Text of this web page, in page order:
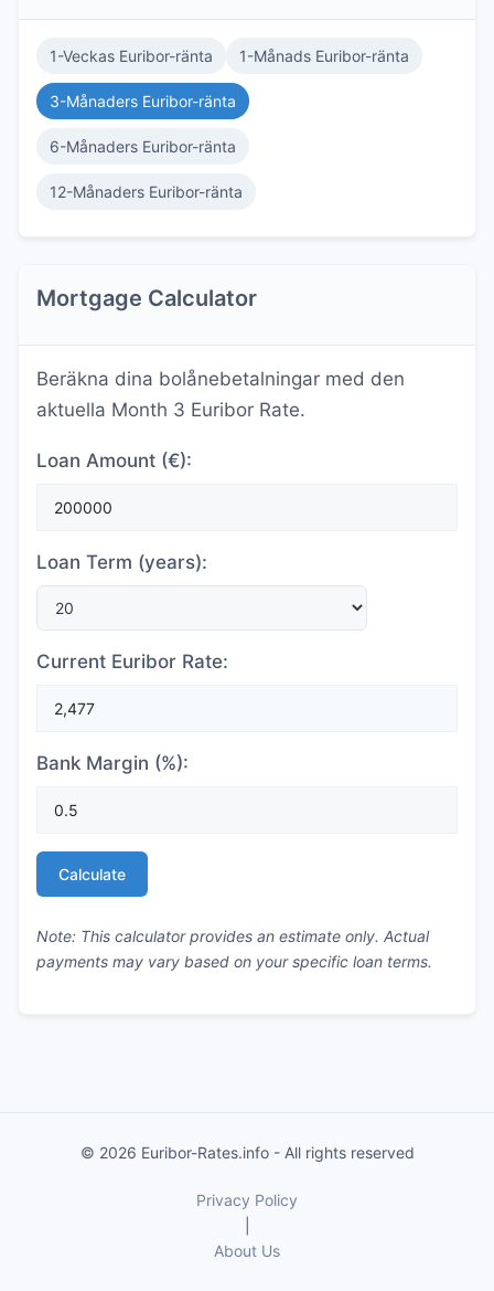
1-Veckas Euribor-ränta 1-Månads Euribor-ränta
3-Månaders Euribor-ränta
6-Månaders Euribor-ränta
12-Månaders Euribor-ränta
Mortgage Calculator
Beräkna dina bolånebetalningar med den
aktuella Month 3 Euribor Rate.
Loan Amount (€):
Loan Term (years):
Current Euribor Rate:
Bank Margin (%):
Calculate
Note: This calculator provides an estimate only. Actual
payments may vary based on your specific loan terms.
© 2026 Euribor-Rates.info - All rights reserved
Privacy Policy
About Us